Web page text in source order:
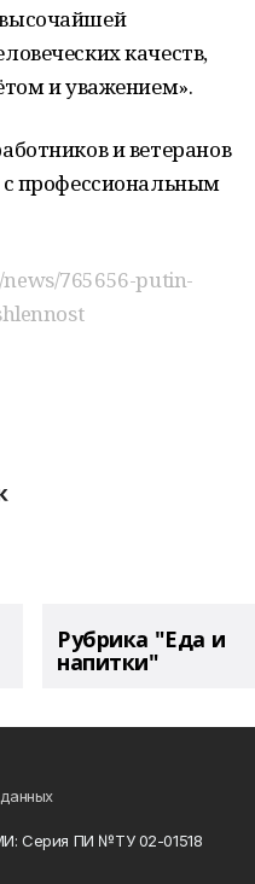
качеств,
и уважением».
и ветеранов
профессиональным
765656-putin-
Рубрика "Еда и
напитки"
Серия ПИ №ТУ 02-01518